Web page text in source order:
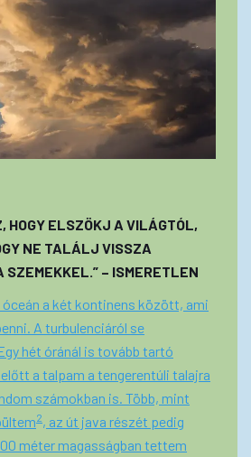
HOGY ELSZÖKJ A VILÁGTÓL,
NE TALÁLJ VISSZA
SZEMEKKEL.” – ISMERETLEN
a két kontinens között, ami
A turbulenciáról se
hét óránál is tovább tartó
a talpam a tengerentúli talajra
számokban is. Több, mint
2, az út java részét pedig
méter magasságban tettem